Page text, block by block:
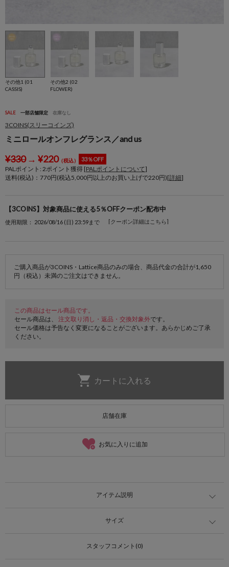
その他1 (01
CASSIS)
その他2 (02
FLOWER)
SALE 一部店舗限定 在庫なし
3COINS(スリーコインズ)
ミニロールオンフレグランス／and us
¥330→ ¥220（税込） 33％OFF
PALポイント: 2ポイント獲得 [PALポイントについて]
送料(税込)：770円(税込5,000円以上のお買い上げで220円)[詳細]
【3COINS】対象商品に使える5％OFFクーポン配布中
使用期限： 2026/08/16 (日) 23:59まで [クーポン詳細はこちら]
ご購入商品が3COINS・Lattice商品のみの場合、商品代金の合計が1,650
円（税込）未満のご注文はできません。
この商品はセール商品です。
セール商品は、 注文取り消し・返品・交換対象外です。
セール価格は予告なく変更になることがございます。あらかじめご了承
ください。
店舗在庫
お気に入りに追加
アイテム説明
サイズ
スタッフコメント(0)